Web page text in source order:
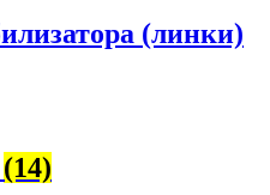
(линки)
(14)